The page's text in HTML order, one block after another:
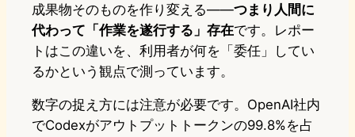
成果物そのものを作り変える——つまり人間に
代わって「作業を遂行する」存在です。レポー
トはこの違いを、利用者が何を「委任」してい
るかという観点で測っています。
数字の捉え方には注意が必要です。OpenAI社内
でCodexがアウトプットトークンの99.8%を占